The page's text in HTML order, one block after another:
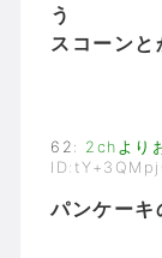
う
スコーンと
62 : 2chより
パンケーキ